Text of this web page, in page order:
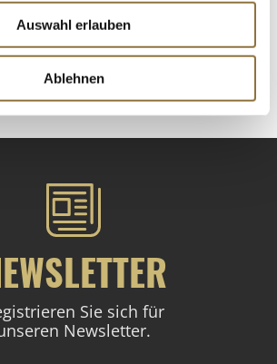
Auswahl erlauben
Ablehnen
Sie sich für
Newsletter.